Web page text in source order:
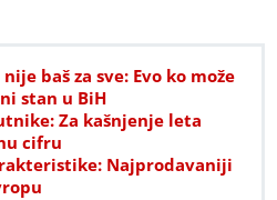
baš za sve: Evo ko može
stan u BiH
Za kašnjenje leta
cifru
Najprodavaniji